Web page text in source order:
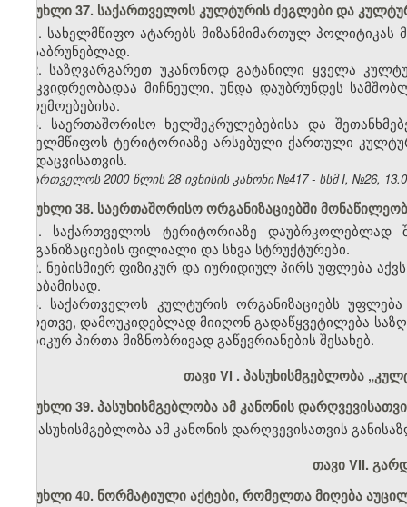
მუხლი 37. საქართველოს კულტურის ძეგლები და
1. სახელმწიფო ატარებს მიზანმიმართულ
დასაბრუნებლად.
2. საზღვარგარეთ უკანონოდ გატანილი ყველა
მემკვიდრეობადაა მიჩნეული, უნდა დაუბრუნდეს
გარემოებებისა.
3. საერთაშორისო ხელშეკრულებებისა და
სახელმწიფოს ტერიტორიაზე არსებული ქართული
და დაცვისათვის.
საქართველოს 2000 წლის 28 ივნისის კანონი №417 - სსმ I, №26,
მუხლი 38. საერთაშორისო ორგანიზაციებში
1. საქართველოს ტერიტორიაზე დაუბრკოლებლად
ორგანიზაციების ფილიალი და სხვა სტრუქტურები.
2. ნებისმიერ ფიზიკურ და იურიდიულ პირს უფლება
შესაბამისად.
3. საქართველოს კულტურის ორგანიზაციებს
აგრეთვე, დამოუკიდებლად მიიღონ გადაწყვეტილება
ფიზიკურ პირთა მიზნობრივად გაწევრიანების შესახებ.
თავი VI . პასუხისმგებლობა
მუხლი 39. პასუხისმგებლობა ამ კანონის
პასუხისმგებლობა ამ კანონის დარღვევისათვის
თავი VII.
მუხლი 40. ნორმატიული აქტები, რომელთა მიღება